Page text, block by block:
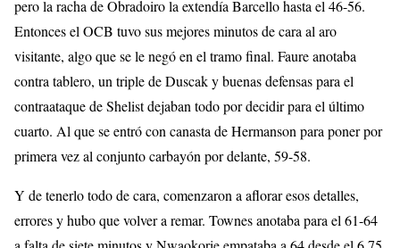
pero la racha de Obradoiro la extendía Barcello hasta el 46-56.
Entonces el OCB tuvo sus mejores minutos de cara al aro
visitante, algo que se le negó en el tramo final. Faure anotaba
contra tablero, un triple de Duscak y buenas defensas para el
contraataque de Shelist dejaban todo por decidir para el último
cuarto. Al que se entró con canasta de Hermanson para poner por
primera vez al conjunto carbayón por delante, 59-58.
Y de tenerlo todo de cara, comenzaron a aflorar esos detalles,
errores y hubo que volver a remar. Townes anotaba para el 61-64